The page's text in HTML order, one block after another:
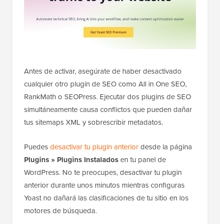
Antes de activar, asegúrate de haber desactivado
cualquier otro plugin de SEO como All in One SEO,
RankMath o SEOPress. Ejecutar dos plugins de SEO
simultáneamente causa conflictos que pueden dañar
tus sitemaps XML y sobrescribir metadatos.
Puedesdesactivar tu plugin anteriordesde la página
Plugins » Plugins Instaladosen tu panel de
WordPress. No te preocupes, desactivar tu plugin
anterior durante unos minutos mientras configuras
Yoast no dañará las clasificaciones de tu sitio en los
motores de búsqueda.